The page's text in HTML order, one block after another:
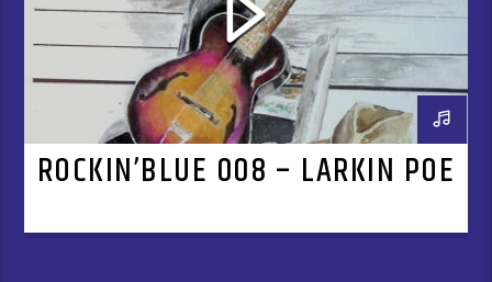
ROCKIN’BLUE 008 – LARKIN POE